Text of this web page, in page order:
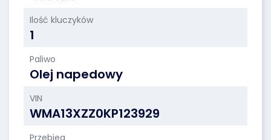
Ilość kluczyków
1
Paliwo
Olej napedowy
VIN
WMA13XZZ0KP123929
Przebieg